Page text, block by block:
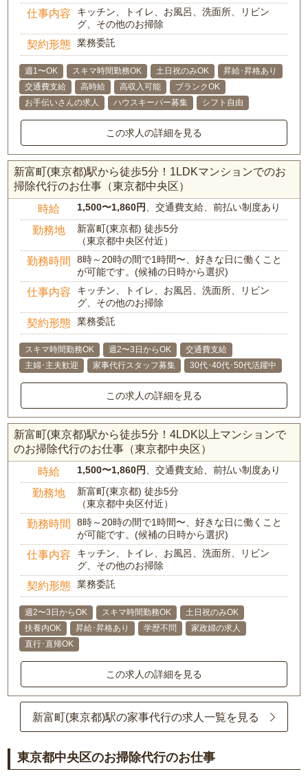
仕事内容
キッチン、トイレ、お風呂、洗面所、リビン
グ、その他のお掃除
契約形態 業務委託
週1〜OK スキマ時間勤務OK 土日祝のみOK
昇給･昇格あり
交通費支給
高時給 高収入可能
ブランクOK
お手伝いさんの求人
ハウスキーパー募集 シフト自由
この求人の詳細を見る
新富町(東京都)駅から徒歩5分！1LDKマンションでのお
掃除代行のお仕事（東京都中央区）
時給 1,500〜1,860円、交通費支給、前払い制度あり
勤務地
新富町(東京都) 徒歩5分
（東京都中央区付近）
勤務時間
8時～20時の間で1時間〜、好きな日に働くこと
が可能です。(候補の日時から選択)
仕事内容
キッチン、トイレ、お風呂、洗面所、リビン
グ、その他のお掃除
契約形態 業務委託
スキマ時間勤務OK 週2〜3日からOK
交通費支給
主婦･主夫歓迎
家事代行スタッフ募集 30代･40代･50代活躍中
この求人の詳細を見る
新富町(東京都)駅から徒歩5分！4LDK以上マンションで
のお掃除代行のお仕事（東京都中央区）
時給 1,500〜1,860円、交通費支給、前払い制度あり
勤務地
新富町(東京都) 徒歩5分
（東京都中央区付近）
勤務時間
8時～20時の間で1時間〜、好きな日に働くこと
が可能です。(候補の日時から選択)
仕事内容
キッチン、トイレ、お風呂、洗面所、リビン
グ、その他のお掃除
契約形態 業務委託
週2〜3日からOK スキマ時間勤務OK
土日祝のみOK
扶養内OK
昇給･昇格あり 学歴不問
家政婦の求人
直行･直帰OK
この求人の詳細を見る
新富町(東京都)駅の家事代行の求人一覧を見る
東京都中央区のお掃除代行のお仕事